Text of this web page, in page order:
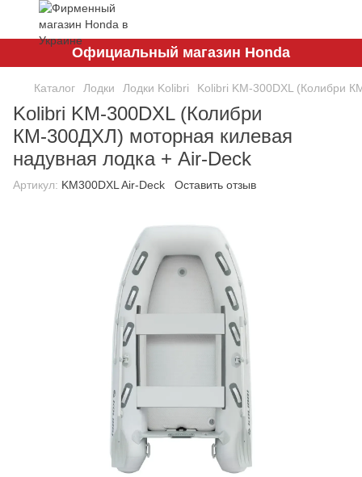
Официальный магазин Honda
Каталог Лодки Лодки Kolibri Kolibri KM-300DXL (Колибри
Kolibri KM-300DXL (Колибри
КМ-300ДХЛ) моторная килевая
надувная лодка + Air-Deck
Артикул: KM300DXL Air-Deck Оставить отзыв